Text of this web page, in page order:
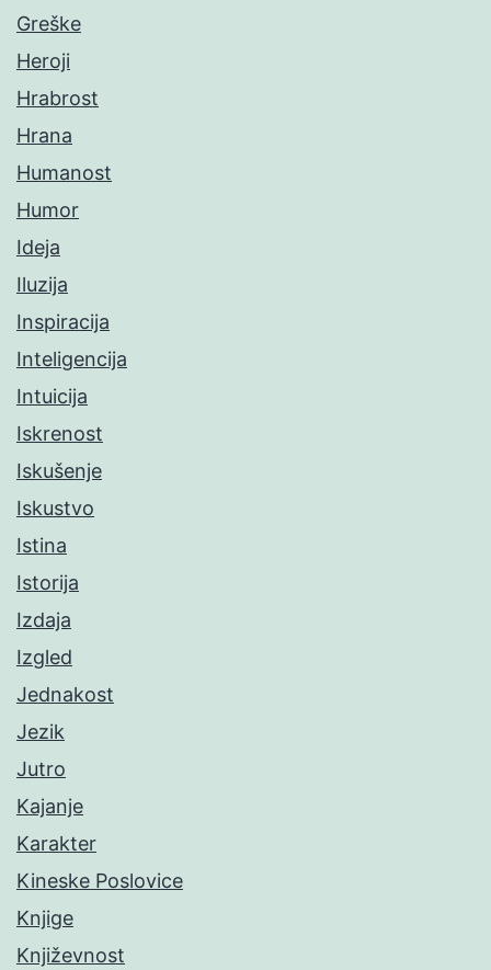
Greške
Heroji
Hrabrost
Hrana
Humanost
Humor
Ideja
Iluzija
Inspiracija
Inteligencija
Intuicija
Iskrenost
Iskušenje
Iskustvo
Istina
Istorija
Izdaja
Izgled
Jednakost
Jezik
Jutro
Kajanje
Karakter
Kineske Poslovice
Knjige
Književnost